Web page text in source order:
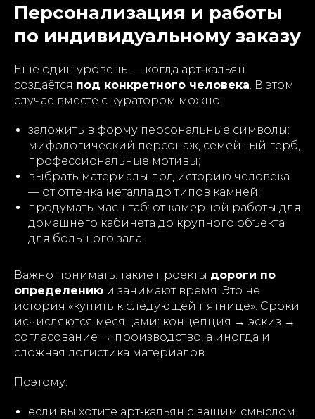
Персонализация и работы
по индивидуальному заказу
Ещё один уровень — когда арт‑кальян
создаётся под конкретного человека . В этом
случае вместе с куратором можно:
заложить в форму персональные символы:
мифологический персонаж, семейный герб,
профессиональные мотивы;
выбрать материалы под историю человека
— от оттенка металла до типов камней;
продумать масштаб: от камерной работы для
домашнего кабинета до крупного объекта
для большого зала.
Важно понимать: такие проекты дороги по
определению и занимают время. Это не
история «купить к следующей пятнице». Сроки
исчисляются месяцами: концепция → эскиз →
согласование → производство, а иногда и
сложная логистика материалов.
Поэтому:
если вы хотите арт‑кальян с вашим смыслом